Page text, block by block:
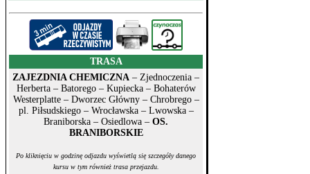
TRASA
ZAJEZDNIA CHEMICZNA – Zjednoczenia –
Herberta – Batorego – Kupiecka – Bohaterów
Westerplatte – Dworzec Główny – Chrobrego –
pl. Piłsudskiego – Wrocławska – Lwowska –
Braniborska – Osiedlowa – OS.
BRANIBORSKIE
Po kliknięciu w godzinę odjazdu wyświetlą się szczegóły danego
kursu w tym również trasa przejazdu.